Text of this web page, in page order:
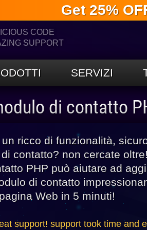
Get 25%
CODE
SUPPORT
SERVIZI
di contatto
ricco di funzionalità,
contatto? non cercate
PHP può aiutare ad
di contatto
Web in 5 minuti!
support! support took time and